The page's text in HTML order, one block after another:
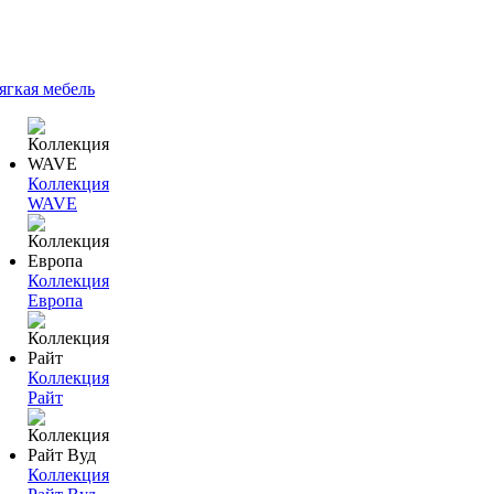
мебель
Коллекция
WAVE
Коллекция
Европа
Коллекция
Райт
Коллекция